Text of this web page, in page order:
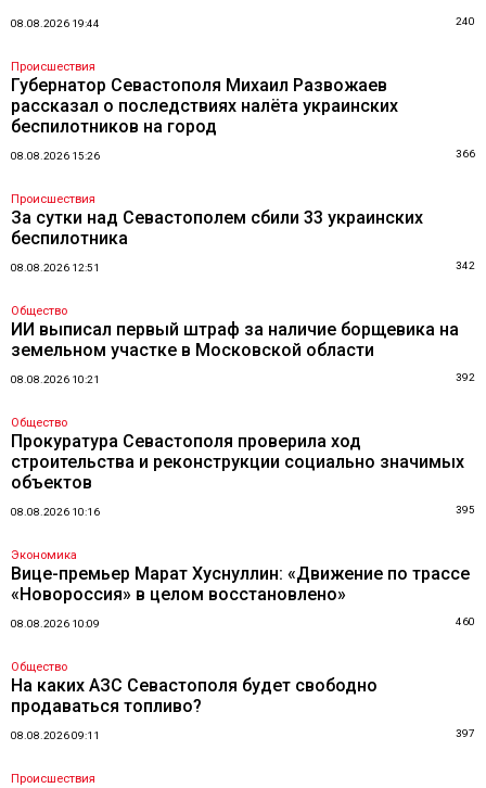
08.08.2026 19:44 240
Происшествия
Губернатор Севастополя Михаил Развожаев
рассказал о последствиях налёта украинских
беспилотников на город
08.08.2026 15:26 366
Происшествия
За сутки над Севастополем сбили 33 украинских
беспилотника
08.08.2026 12:51 342
Общество
ИИ выписал первый штраф за наличие борщевика на
земельном участке в Московской области
08.08.2026 10:21 392
Общество
Прокуратура Севастополя проверила ход
строительства и реконструкции социально значимых
объектов
08.08.2026 10:16 395
Экономика
Вице-премьер Марат Хуснуллин: «Движение по трассе
«Новороссия» в целом восстановлено»
08.08.2026 10:09 460
Общество
На каких АЗС Севастополя будет свободно
продаваться топливо?
08.08.2026 09:11 397
Происшествия